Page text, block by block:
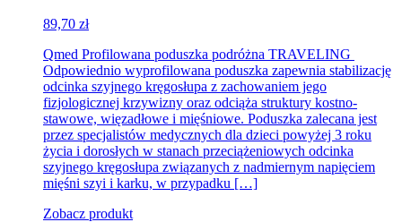
89,70 zł
Qmed Profilowana poduszka podróżna TRAVELING
Odpowiednio wyprofilowana poduszka zapewnia stabilizację
odcinka szyjnego kręgosłupa z zachowaniem jego
fizjologicznej krzywizny oraz odciąża struktury kostno-
stawowe, więzadłowe i mięśniowe. Poduszka zalecana jest
przez specjalistów medycznych dla dzieci powyżej 3 roku
życia i dorosłych w stanach przeciążeniowych odcinka
szyjnego kręgosłupa związanych z nadmiernym napięciem
mięśni szyi i karku, w przypadku […]
Zobacz produkt